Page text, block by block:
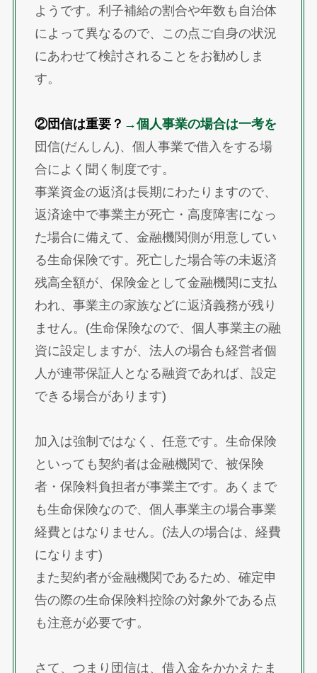
ようです。利子補給の割合や年数も自治体
によって異なるので、この点ご自身の状況
にあわせて検討されることをお勧めしま
す。
②団信は重要？ →個人事業の場合は一考を
団信(だんしん)、個人事業で借入をする場
合によく聞く制度です。
事業資金の返済は長期にわたりますので、
返済途中で事業主が死亡・高度障害になっ
た場合に備えて、金融機関側が用意してい
る生命保険です。死亡した場合等の未返済
残高全額が、保険金として金融機関に支払
われ、事業主の家族などに返済義務が残り
ません。(生命保険なので、個人事業主の融
資に設定しますが、法人の場合も経営者個
人が連帯保証人となる融資であれば、設定
できる場合があります)
加入は強制ではなく、任意です。生命保険
といっても契約者は金融機関で、被保険
者・保険料負担者が事業主です。あくまで
も生命保険なので、個人事業主の場合事業
経費とはなりません。(法人の場合は、経費
になります)
また契約者が金融機関であるため、確定申
告の際の生命保険料控除の対象外である点
も注意が必要です。
さて、つまり団信は、借入金をかかえたま